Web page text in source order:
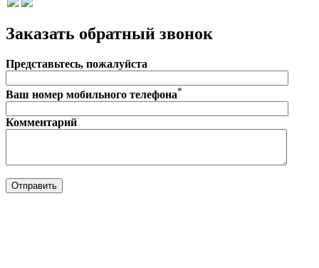
Заказать обратный звонок
Представьтесь, пожалуйста
Ваш номер мобильного телефона*
Комментарий